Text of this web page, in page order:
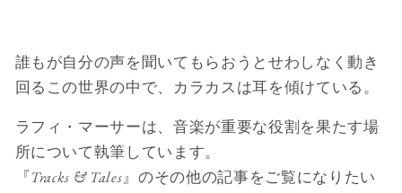
誰もが自分の声を聞いてもらおうとせわしなく動き
回るこの世界の中で、カラカスは耳を傾けている。
ラフィ・マーサーは、音楽が重要な役割を果たす場
所について執筆しています。
『Tracks & Tales』のその他の記事をご覧になりたい